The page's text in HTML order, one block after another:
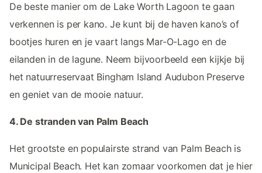
De beste manier om de Lake Worth Lagoon te gaan
verkennen is per kano. Je kunt bij de haven kano’s of
bootjes huren en je vaart langs Mar-O-Lago en de
eilanden in de lagune. Neem bijvoorbeeld een kijkje bij
het natuurreservaat Bingham Island Audubon Preserve
en geniet van de mooie natuur.
4. De stranden van Palm Beach
Het grootste en populairste strand van Palm Beach is
Municipal Beach. Het kan zomaar voorkomen dat je hier